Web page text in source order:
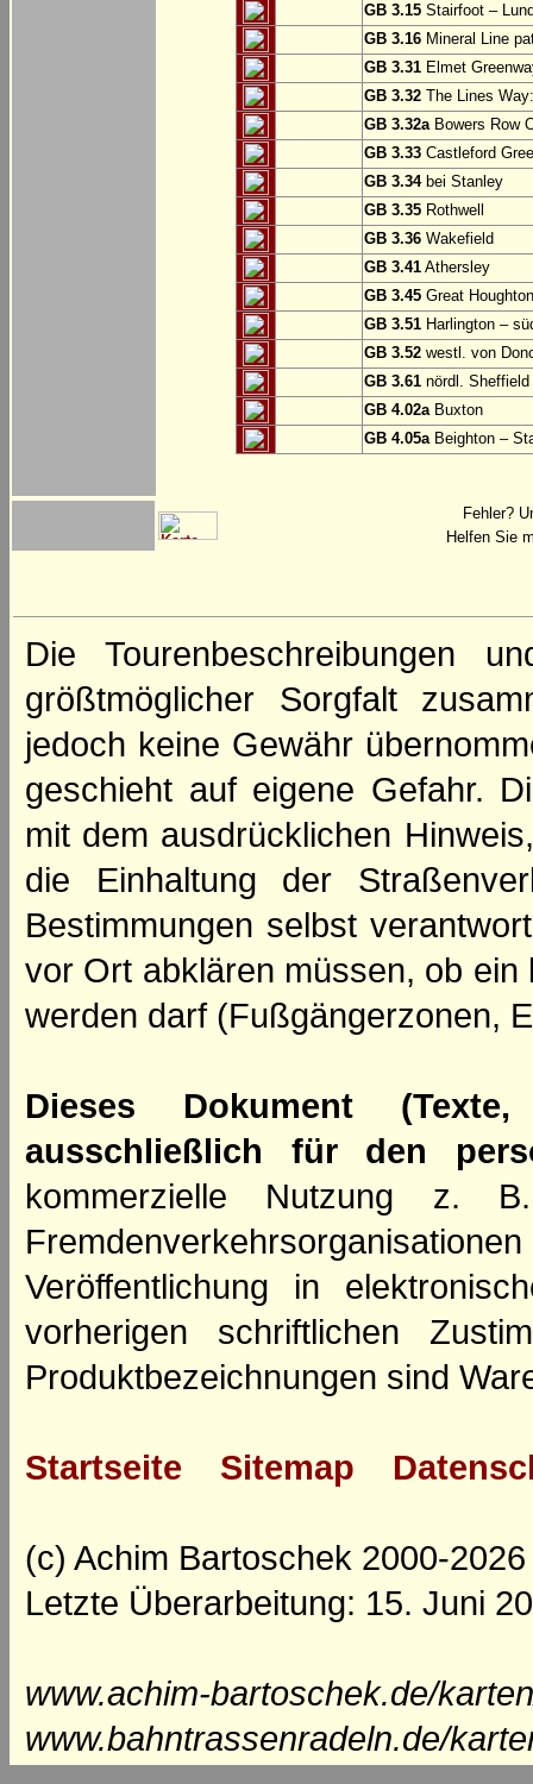
GB 3.15 Stairfoot –
GB 3.16 Mineral Line
GB 3.31 Elmet
GB 3.32 The Lines
GB 3.32aBowers Row
GB 3.33 Castleford
GB 3.34bei Stanley
GB 3.35 Rothwell
GB 3.36 Wakefield
GB 3.41 Athersley
GB 3.45 Great
GB 3.51 Harlington –
GB 3.52 westl. von
GB 3.61 nördl. Sheffield
GB 4.02aBuxton
GB 4.05aBeighton –
Fehler?
Helfen Sie
Die Tourenbeschreibungen
größtmöglicher Sorgfalt
jedoch keine Gewähr
geschieht auf eigene Gefahr.
mit dem ausdrücklichen
die Einhaltung der
Bestimmungen selbst
vor Ort abklären müssen, ob
werden darf (Fußgängerzonen,
Dieses Dokument
ausschließlich für den
kommerzielle Nutzung z.
Veröffentlichung in
vorherigen schriftlichen
Produktbezeichnungen sind
Startseite Sitemap
(c) Achim Bartoschek 2000-2026
Letzte Überarbeitung: 15. Juni
www.achim-bartoschek.de/
www.bahntrassenradeln.de/